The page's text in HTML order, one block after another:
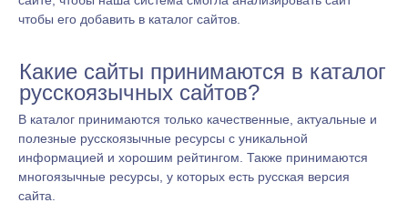
чтобы его добавить в каталог сайтов.
Какие сайты принимаются в каталог
русскоязычных сайтов?
В каталог принимаются только качественные, актуальные и
полезные русскоязычные ресурсы с уникальной
информацией и хорошим рейтингом. Также принимаются
многоязычные ресурсы, у которых есть русская версия
сайта.